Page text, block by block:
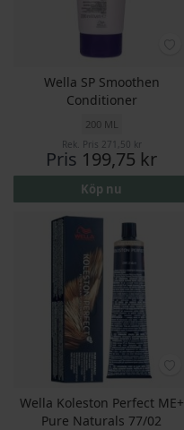
Wella SP Smoothen
Conditioner
200 ML
Rek. Pris 271,50 kr
Pris 199,75 kr
Köp nu
Wella Koleston Perfect ME+
Pure Naturals 77/02